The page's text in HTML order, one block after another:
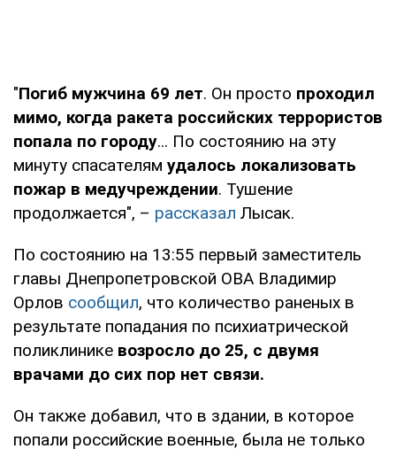
"Погиб мужчина 69 лет. Он просто проходил
мимо, когда ракета российских террористов
попала по городу... По состоянию на эту
минуту спасателям удалось локализовать
пожар в медучреждении. Тушение
продолжается", – рассказал Лысак.
По состоянию на 13:55 первый заместитель
главы Днепропетровской ОВА Владимир
Орлов сообщил, что количество раненых в
результате попадания по психиатрической
поликлинике возросло до 25, с двумя
врачами до сих пор нет связи.
Он также добавил, что в здании, в которое
попали российские военные, была не только